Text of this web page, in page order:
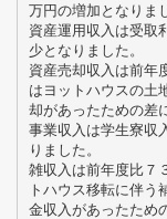
万円の増加となりま
資産運用収入は受取
少となりました。
資産売却収入は前年
はヨットハウスの土
却があったための差
事業収入は学生寮収
りました。
雑収入は前年度比７
トハウス移転に伴う
金収入があったため